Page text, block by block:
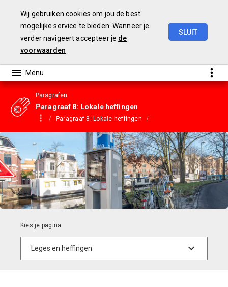
Wij gebruiken cookies om jou de best
mogelijke service te bieden. Wanneer je
verder navigeert accepteer je de
voorwaarden
SLUIT
Paragrafen
Paragraaf 8: Lokale heffingen
Paragraaf 8: Lokale heffingen
Leges en heffingen